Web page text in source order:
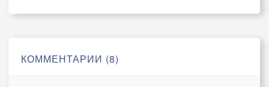
КОММЕНТАРИИ (8)